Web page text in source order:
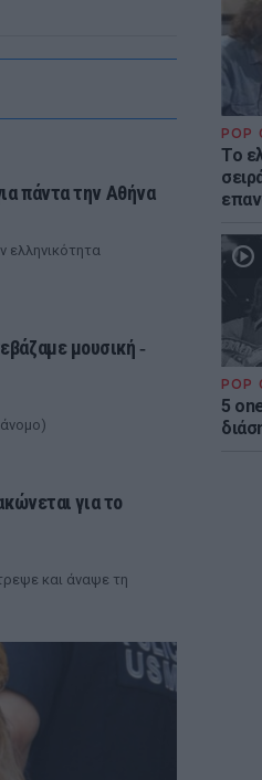
POP
Το
POP
5
πάντα την Αθήνα
ελληνικότητα
μουσική ‑
για το
και άναψε τη